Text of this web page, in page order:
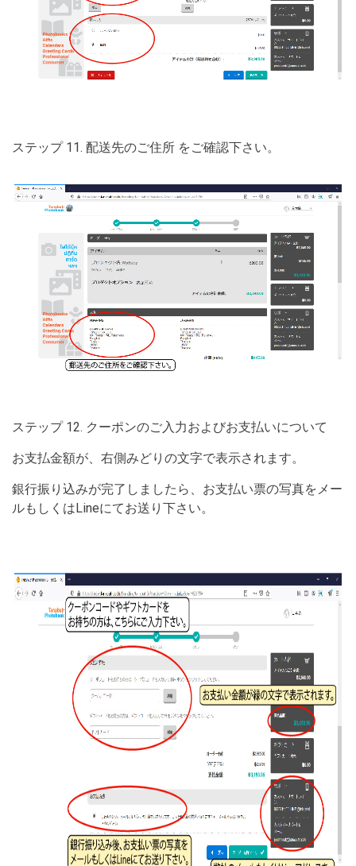
ステップ 11. 配送先のご住所 をご確認下さい。
ステップ 12. クーポンのご入力およびお支払いについて
お支払金額が、右側みどりの文字で表示されます。
銀行振り込みが完了しましたら、お支払い票の写真をメー
ルもしくはLineにてお送り下さい。